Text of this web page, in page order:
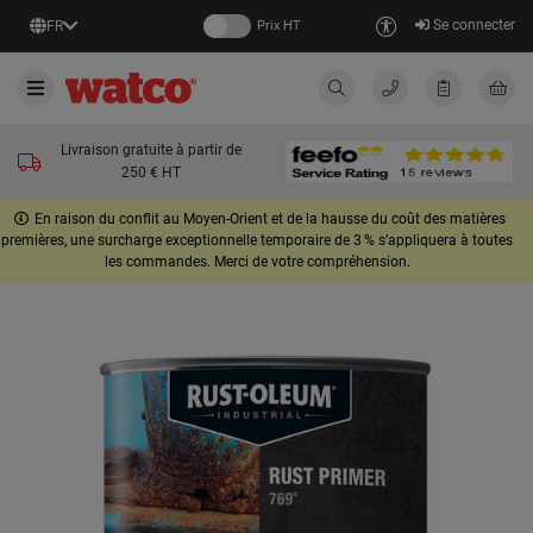
FR Prix HT Se connecter
Livraison gratuite à partir de
250 € HT
En raison du conflit au Moyen-Orient et de la hausse du coût des matières
premières, une surcharge exceptionnelle temporaire de 3 % s’appliquera à toutes
les commandes. Merci de votre compréhension.